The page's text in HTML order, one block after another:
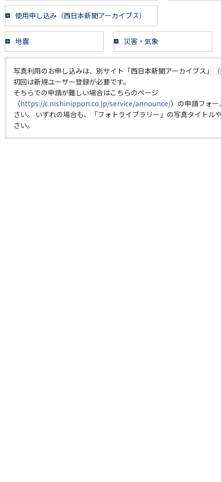
使用申し込み（西日本新聞アーカイブス）
地震 災害・気象
写真利用のお申し込みは、別サイト「西日本新聞アーカイブス」
初回は新規ユーザー登録が必要です。
そちらでの申請が難しい場合はこちらのページ
（https://c.nishinippon.co.jp/service/announce/）の申請フォ
さい。 いずれの場合も、「フォトライブラリー」の写真タイトル
さい。